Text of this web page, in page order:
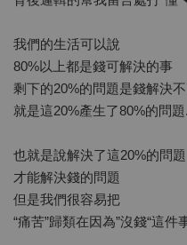
我們的生活可以說
80%以上都是錢可解決的事
剩下的20%的問題是錢解決
就是這20%產生了80%的問題
也就是說解決了這20%的問題
才能解決錢的問題
但是我們很容易把
“痛苦”歸類在因為”沒錢“這件